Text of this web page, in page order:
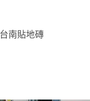
台南貼地磚